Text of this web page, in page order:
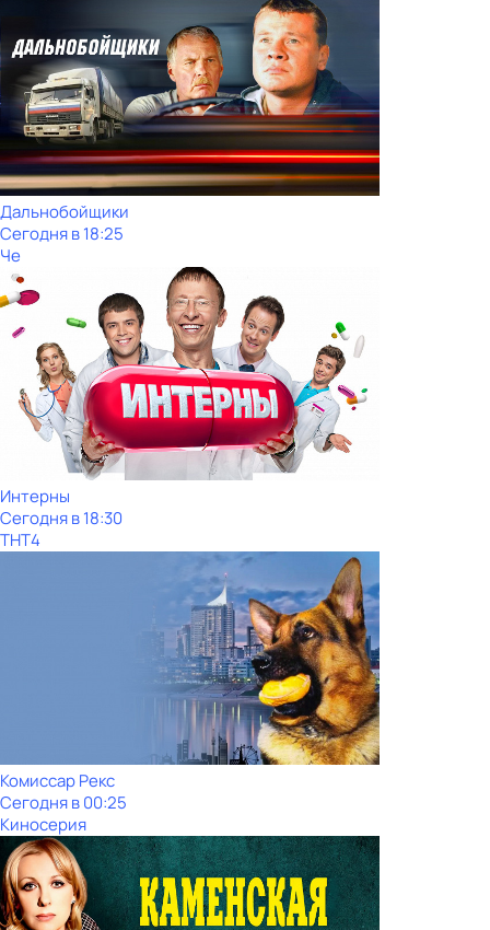
Дальнобойщики
Сегодня в 18:25
Че
Интерны
Сегодня в 18:30
ТНТ4
Комиссар Рекс
Сегодня в 00:25
Киносерия